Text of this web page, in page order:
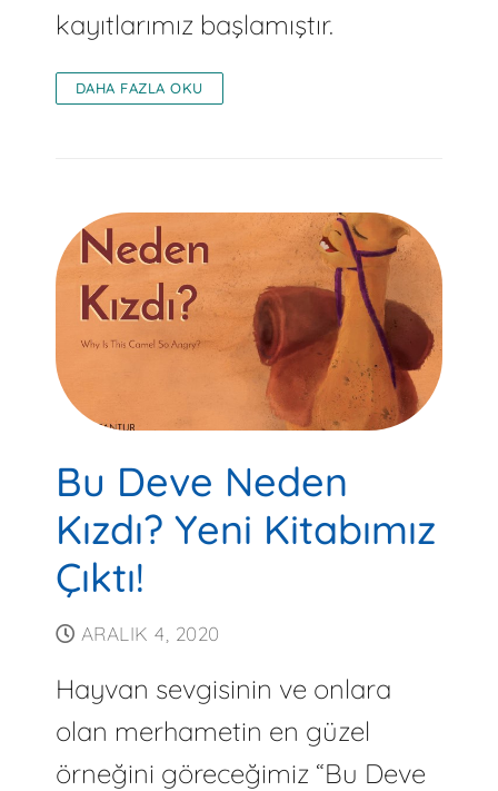
kayıtlarımız başlamıştır.
DAHA FAZLA OKU
Bu Deve Neden
Kızdı? Yeni Kitabımız
Çıktı!
ARALIK 4, 2020
Hayvan sevgisinin ve onlara
olan merhametin en güzel
örneğini göreceğimiz “Bu Deve